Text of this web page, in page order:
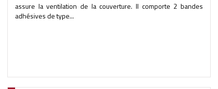
assure la ventilation de la couverture. Il comporte 2 bandes
adhésives de type...